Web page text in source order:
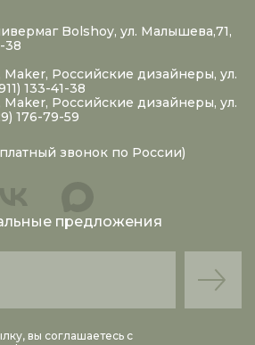
Bolshoy, ул. Малышева,71,
38
Maker, Российские дизайнеры, ул.
133-41-38
Maker, Российские дизайнеры, ул.
176-79-59
звонок по России)
предложения
вы соглашаетесь с